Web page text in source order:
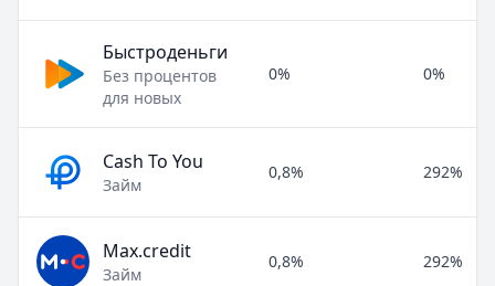
Быстроденьги
Без процентов
для новых
0% 0%
Cash To You
Займ
0,8% 292%
Max.credit
Займ
0,8% 292%